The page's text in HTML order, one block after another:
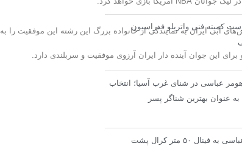
آبی ایران به نمایندگی از خانواده بزرگ این رشته این موفقیت را
این جوان آینده دار ایران آرزوی موفقیت و سربلندی دارد.
کمیته فنی واترپلو فدراسیون
عباسی در شنای غرب آسیا؛ انتخاب
به عنوان بهترین شناگر پسر
صعود هومر عباسی به فینال ۵۰ متر کرال پشت